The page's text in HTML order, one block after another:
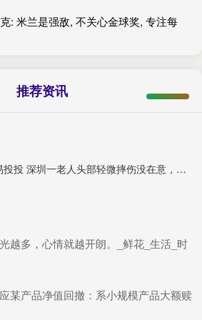
: 米兰是强敌, 不关心金球奖, 专注每
推荐资讯
易投投 深圳一老人头部轻微摔伤没在意，几天后突然意识模糊危及生命
越多，心情就越开朗。_鲜花_生活_时
某产品净值回撤：系小规模产品大额赎